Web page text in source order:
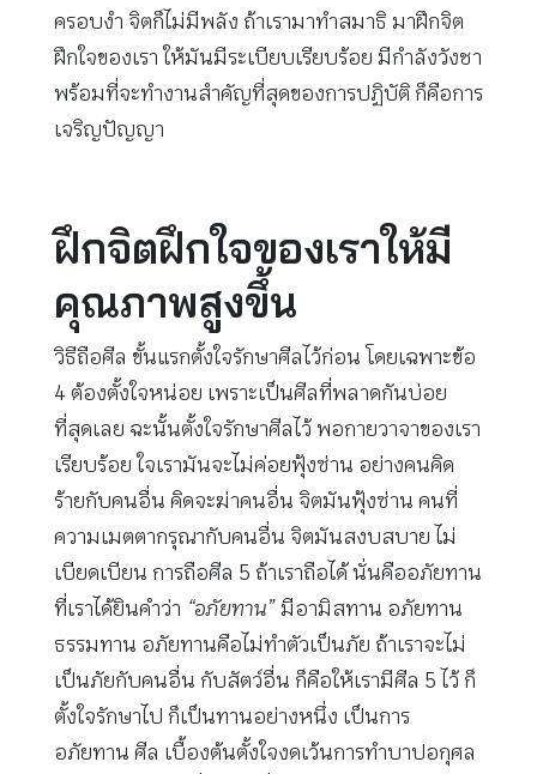
ครอบงำ จิตก็ไม่มีพลัง ถ้าเรามาทำสมาธิ มาฝึกจิต
ฝึกใจของเรา ให้มันมีระเบียบเรียบร้อย มีกำลังวังชา
พร้อมที่จะทำงานสำคัญที่สุดของการปฏิบัติ ก็คือการ
เจริญปัญญา
ฝึกจิตฝึกใจของเราให้มี
คุณภาพสูงขึ้น
วิธีถือศีล ขั้นแรกตั้งใจรักษาศีลไว้ก่อน โดยเฉพาะข้อ
4 ต้องตั้งใจหน่อย เพราะเป็นศีลที่พลาดกันบ่อย
ที่สุดเลย ฉะนั้นตั้งใจรักษาศีลไว้ พอกายวาจาของเรา
เรียบร้อย ใจเรามันจะไม่ค่อยฟุ้งซ่าน อย่างคนคิด
ร้ายกับคนอื่น คิดจะฆ่าคนอื่น จิตมันฟุ้งซ่าน คนที่
ความเมตตากรุณากับคนอื่น จิตมันสงบสบาย ไม่
เบียดเบียน การถือศีล 5 ถ้าเราถือได้ นั่นคืออภัยทาน
ที่เราได้ยินคำว่า “อภัยทาน” มีอามิสทาน อภัยทาน
ธรรมทาน อภัยทานคือไม่ทำตัวเป็นภัย ถ้าเราจะไม่
เป็นภัยกับคนอื่น กับสัตว์อื่น ก็คือให้เรามีศีล 5 ไว้ ก็
ตั้งใจรักษาไป ก็เป็นทานอย่างหนึ่ง เป็นการ
อภัยทาน ศีล เบื้องต้นตั้งใจงดเว้นการทำบาปอกุศล